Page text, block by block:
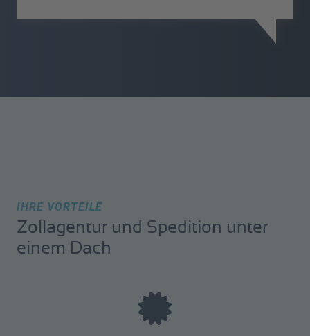
IHRE VORTEILE
Zollagentur und Spedition unter
einem Dach